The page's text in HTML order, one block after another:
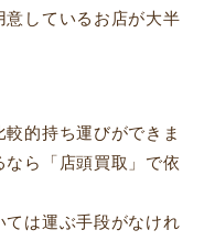
意しているお店が大半
的持ち運びができま
ら「店頭買取」で依
ては運ぶ手段がなけれ